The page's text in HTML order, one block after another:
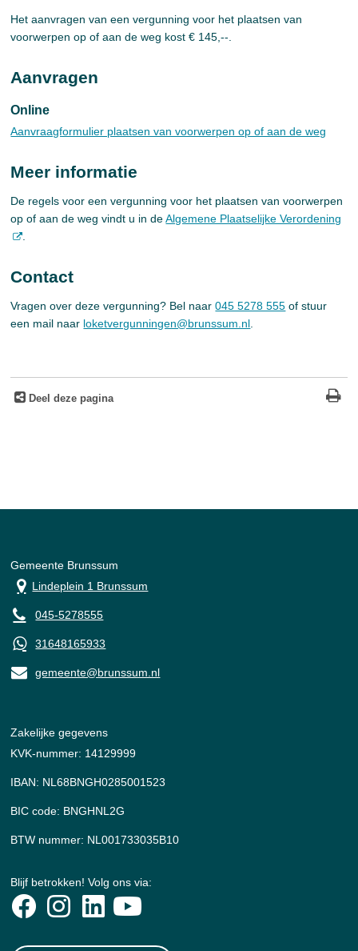
Het aanvragen van een vergunning voor het plaatsen van
voorwerpen op of aan de weg kost € 145,--.
Aanvragen
Online
Aanvraagformulier plaatsen van voorwerpen op of aan de weg
Meer informatie
De regels voor een vergunning voor het plaatsen van voorwerpen
op of aan de weg vindt u in deAlgemene Plaatselijke Verordening
Contact
Vragen over deze vergunning? Bel naar045 5278 555 of stuur
een mail naar loketvergunningen@brunssum.nl
Deel deze pagina
Gemeente Brunssum
Lindeplein 1 Brunssum
045-5278555
31648165933
gemeente@brunssum.nl
Zakelijke gegevens
KVK-nummer: 14129999
IBAN: NL68BNGH0285001523
BIC code: BNGHNL2G
BTW nummer: NL001733035B10
Blijf betrokken! Volg ons via: